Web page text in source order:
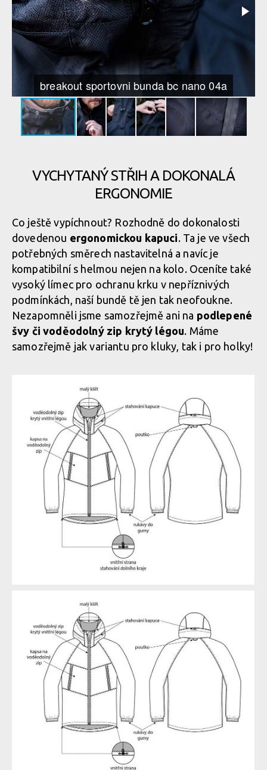
breakout sportovni bunda bc nano 04a
VYCHYTANÝ STŘIH A DOKONALÁ
ERGONOMIE
Co ještě vypíchnout? Rozhodně do dokonalosti
dovedenou ergonomickou kapuci. Ta je ve všech
potřebných směrech nastavitelná a navíc je
kompatibilní s helmou nejen na kolo. Oceníte také
vysoký límec pro ochranu krku v nepříznivých
podmínkách, naší bundě tě jen tak neofoukne.
Nezapomněli jsme samozřejmě ani na podlepené
švy či voděodolný zip krytý légou. Máme
samozřejmě jak variantu pro kluky, tak i pro holky!